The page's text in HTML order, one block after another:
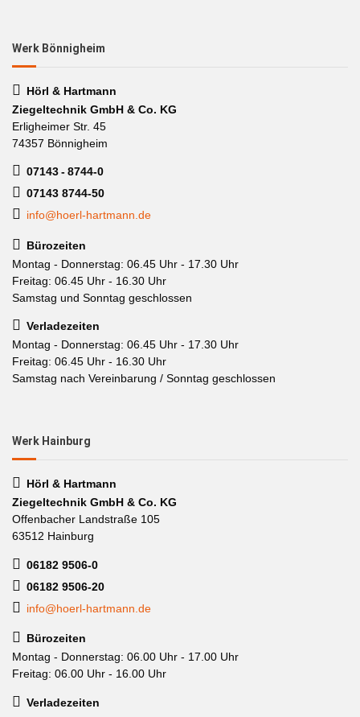
Werk Bönnigheim
Hörl & Hartmann
Ziegeltechnik GmbH & Co. KG
Erligheimer Str. 45
74357 Bönnigheim
07143 - 8744-0
07143 8744-50
info@hoerl-hartmann.de
Bürozeiten
Montag - Donnerstag: 06.45 Uhr - 17.30 Uhr
Freitag: 06.45 Uhr - 16.30 Uhr
Samstag und Sonntag geschlossen
Verladezeiten
Montag - Donnerstag: 06.45 Uhr - 17.30 Uhr
Freitag: 06.45 Uhr - 16.30 Uhr
Samstag nach Vereinbarung / Sonntag geschlossen
Werk Hainburg
Hörl & Hartmann
Ziegeltechnik GmbH & Co. KG
Offenbacher Landstraße 105
63512 Hainburg
06182 9506-0
06182 9506-20
info@hoerl-hartmann.de
Bürozeiten
Montag - Donnerstag: 06.00 Uhr - 17.00 Uhr
Freitag: 06.00 Uhr - 16.00 Uhr
Verladezeiten